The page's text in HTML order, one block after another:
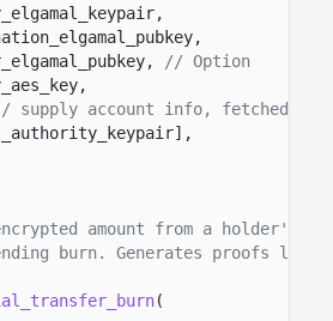
// Option
supply account info, fetched if
amount from a holder's
burn. Generates proofs
(